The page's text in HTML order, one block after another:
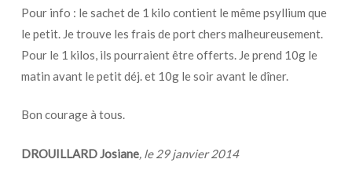
Pour info : le sachet de 1 kilo contient le même psyllium que
le petit. Je trouve les frais de port chers malheureusement.
Pour le 1 kilos, ils pourraient être offerts. Je prend 10g le
matin avant le petit déj. et 10g le soir avant le dîner.
Bon courage à tous.
DROUILLARD Josiane, le 29 janvier 2014